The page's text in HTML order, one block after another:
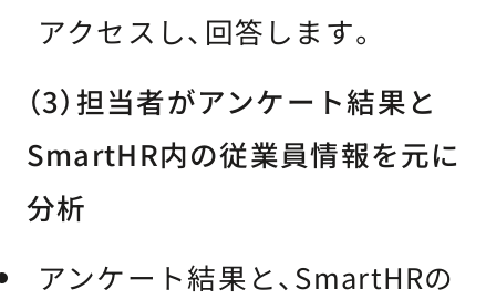
アクセスし、回答します。
（3）担当者がアンケート結果と
SmartHR内の従業員情報を元に
分析
アンケート結果と、SmartHRの